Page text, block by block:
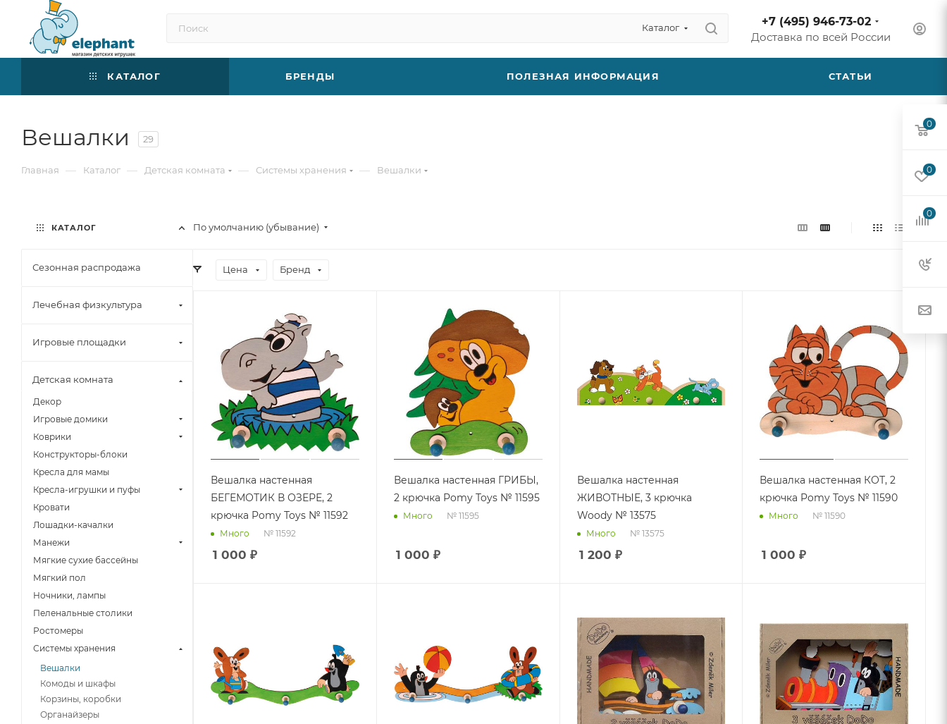
Каталог
+7 (495) 946-73-02
Доставка по всей России
КАТАЛОГ БРЕНДЫ ПОЛЕЗНАЯ ИНФОРМАЦИЯ СТАТЬИ
Вешалки 29
Главная — Каталог — Детская комната — Системы хранения — Вешалки
По умолчанию (убывание)
Цена Бренд
Вешалка настенная
БЕГЕМОТИК В ОЗЕРЕ, 2
крючка Pomy Toys № 11592
Много № 11592
1 000 ₽
Вешалка настенная ГРИБЫ,
2 крючка Pomy Toys № 11595
Много № 11595
1 000 ₽
Вешалка настенная
ЖИВОТНЫЕ, 3 крючка
Woody № 13575
Много № 13575
1 200 ₽
Вешалка настенная КОТ, 2
крючка Pomy Toys № 11590
Много № 11590
1 000 ₽
КАТАЛОГ
Сезонная распродажа
Лечебная физкультура
Игровые площадки
Детская комната
Декор
Игровые домики
Коврики
Конструкторы-блоки
Кресла для мамы
Кресла-игрушки и пуфы
Кровати
Лошадки-качалки
Манежи
Мягкие сухие бассейны
Мягкий пол
Ночники, лампы
Пеленальные столики
Ростомеры
Системы хранения
Вешалки
Комоды и шкафы
Корзины, коробки
Органайзеры
0
0
0